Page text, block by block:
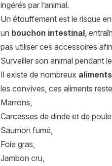
ingérés par l’animal.
Un étouffement est le risque
un bouchon intestinal ,
pas utiliser ces accessoires
Surveiller son animal pendant
Il existe de nombreux
les convives, ces aliments
Marrons,
Carcasses de dinde et de
Saumon fumé,
Foie gras,
Jambon cru,